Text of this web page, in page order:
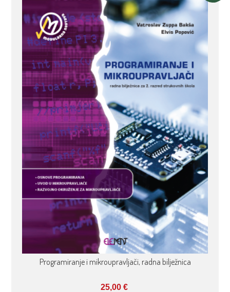
Programiranje i mikroupravljači, radna bilježnica
25,00 €